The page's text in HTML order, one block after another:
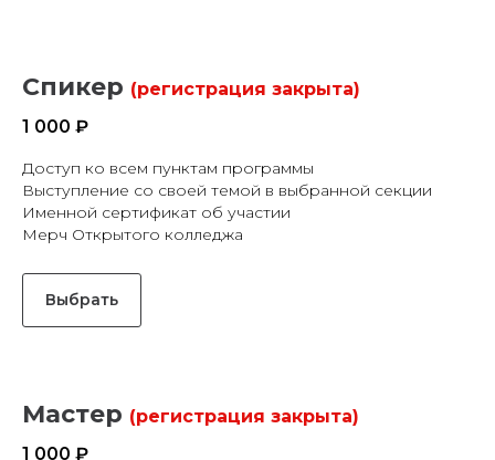
Спикер (регистрация закрыта)
1 000 ₽
Доступ ко всем пунктам программы
Выступление со своей темой в выбранной секции
Именной сертификат об участии
Мерч Открытого колледжа
Выбрать
Мастер (регистрация закрыта)
1 000 ₽